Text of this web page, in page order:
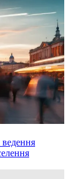
ведення